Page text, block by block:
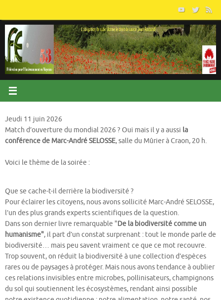
contenu
Jeudi 11 juin 2026
Match d’ouverture du mondial 2026 ? Oui mais il y a aussi la
conférence de Marc-André SELOSSE, salle du Mûrier à Craon, 20 h.
Voici le thème de la soirée :
Que se cache-t-il derrière la biodiversité ?
Pour éclairer les citoyens, nous avons sollicité Marc-André SELOSSE,
l’un des plus grands experts scientifiques de la question.
Dans son dernier livre remarquable "De la biodiversité comme un
humanisme", il part d’un constat surprenant : tout le monde parle de
biodiversité… mais peu savent vraiment ce que ce mot recouvre.
Trop souvent, on réduit la biodiversité à une collection d’espèces
rares ou de paysages à protéger. Mais nous avons tendance à oublier
ces relations invisibles entre microbes, pollinisateurs, champignons
du sol qui soutiennent les écosystèmes, rendant ainsi possible